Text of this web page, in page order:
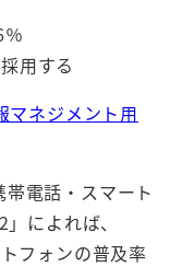
用する
マネジメント用
電話・スマート
によれば、
フォンの普及率